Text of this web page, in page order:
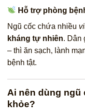
Hỗ trợ phòng
Ngũ cốc chứa nhiều
kháng tự nhiên. Dân
– thì ăn sạch, lành
bệnh tật.
Ai nên dùng ngũ
khỏe?